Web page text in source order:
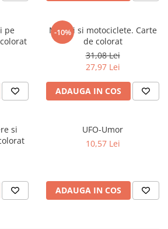
pe
-10%
Masini si motociclete. Carte
de colorat
31,08 Lei
27,97 Lei
ADAUGA IN COS
si
UFO-Umor
10,57 Lei
ADAUGA IN COS